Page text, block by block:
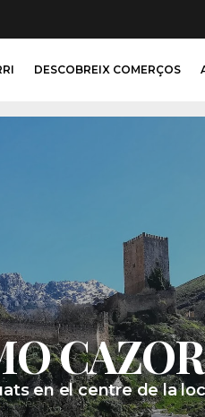
DESCOBREIX COMERÇOS
en el centre de la